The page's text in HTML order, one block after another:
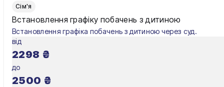
Сім'я
Встановлення графіку побачень з дитиною
Встановлення графіка побачень з дитиною через суд.
від
2298 ₴
до
2500 ₴